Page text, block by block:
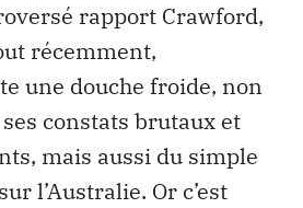
rapport Crawford,
récemment,
une douche froide, non
constats brutaux et
mais aussi du simple
l’Australie. Or c’est